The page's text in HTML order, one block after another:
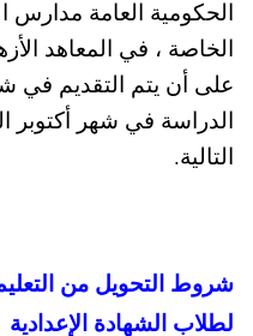
الحكومية العامة مدارس
الخاصة ، في المعاهد
على أن يتم التقديم في
الدراسة في شهر أكتوبر
التالية.
شروط التحويل من التعليم
لطلاب الشهادة الإعدادية